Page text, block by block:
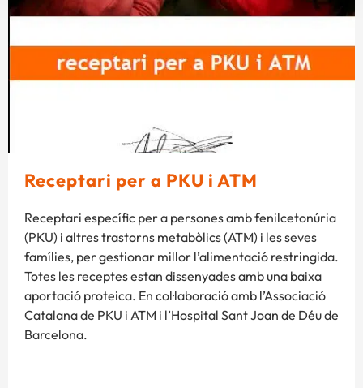
Receptari per a PKU i ATM
Receptari específic per a persones amb fenilcetonúria
(PKU) i altres trastorns metabòlics (ATM) i les seves
famílies, per gestionar millor l’alimentació restringida.
Totes les receptes estan dissenyades amb una baixa
aportació proteica. En col·laboració amb l’Associació
Catalana de PKU i ATM i l’Hospital Sant Joan de Déu de
Barcelona.